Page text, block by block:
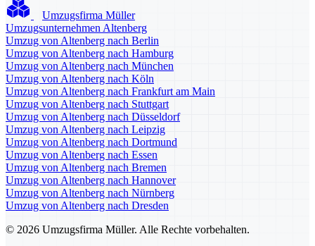
Umzugsfirma Müller
Umzugsunternehmen Altenberg
Umzug von Altenberg nach Berlin
Umzug von Altenberg nach Hamburg
Umzug von Altenberg nach München
Umzug von Altenberg nach Köln
Umzug von Altenberg nach Frankfurt am Main
Umzug von Altenberg nach Stuttgart
Umzug von Altenberg nach Düsseldorf
Umzug von Altenberg nach Leipzig
Umzug von Altenberg nach Dortmund
Umzug von Altenberg nach Essen
Umzug von Altenberg nach Bremen
Umzug von Altenberg nach Hannover
Umzug von Altenberg nach Nürnberg
Umzug von Altenberg nach Dresden
© 2026 Umzugsfirma Müller. Alle Rechte vorbehalten.